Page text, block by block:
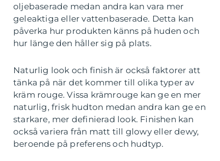
oljebaserade medan andra kan vara mer
geleaktiga eller vattenbaserade. Detta kan
påverka hur produkten känns på huden och
hur länge den håller sig på plats.
Naturlig look och finish är också faktorer att
tänka på när det kommer till olika typer av
kräm rouge. Vissa krämrouge kan ge en mer
naturlig, frisk hudton medan andra kan ge en
starkare, mer definierad look. Finishen kan
också variera från matt till glowy eller dewy,
beroende på preferens och hudtyp.